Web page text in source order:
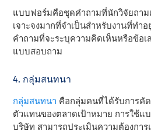
แบบฟอร์มคือชุดคําถามที่นักวิจัยถาม
เจาะจงมากที่จําเป็นสําหรับงานที่ทํา
คําถามที่จะระบุความคิดเห็นหรือข้อ
แบบสอบถาม
4. กลุ่มสนทนา
กลุ่มสนทนา คือกลุ่มคนที่ได้รับการคั
ตัวแทนของตลาดเป้าหมาย การใช้แ
บริษัท สามารถประเมินความต้องกา